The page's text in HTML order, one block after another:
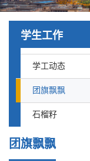
学生工作
学工动态
团旗飘飘
石榴籽
团旗飘飘